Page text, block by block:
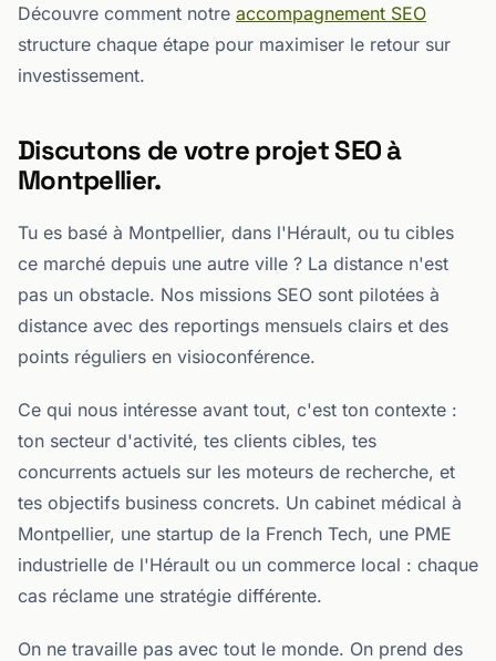
Découvre comment notre accompagnement SEO
structure chaque étape pour maximiser le retour sur
investissement.
Discutons de votre projet SEO à
Montpellier.
Tu es basé à Montpellier, dans l'Hérault, ou tu cibles
ce marché depuis une autre ville ? La distance n'est
pas un obstacle. Nos missions SEO sont pilotées à
distance avec des reportings mensuels clairs et des
points réguliers en visioconférence.
Ce qui nous intéresse avant tout, c'est ton contexte :
ton secteur d'activité, tes clients cibles, tes
concurrents actuels sur les moteurs de recherche, et
tes objectifs business concrets. Un cabinet médical à
Montpellier, une startup de la French Tech, une PME
industrielle de l'Hérault ou un commerce local : chaque
cas réclame une stratégie différente.
On ne travaille pas avec tout le monde. On prend des